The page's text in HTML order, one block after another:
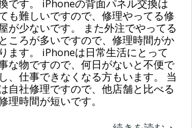
です。 iPhoneの背面パネル交換は
も難しいですので、修理やってる修
が少ないです。 また外注でやってる
ころが多いですので、修理時間がか
ます。 iPhoneは日常生活にとって
な物ですので、何日がないと不便で
、仕事できなくなる方もいます。 当
自社修理ですので、他店舗と比べる
理時間が短いです。